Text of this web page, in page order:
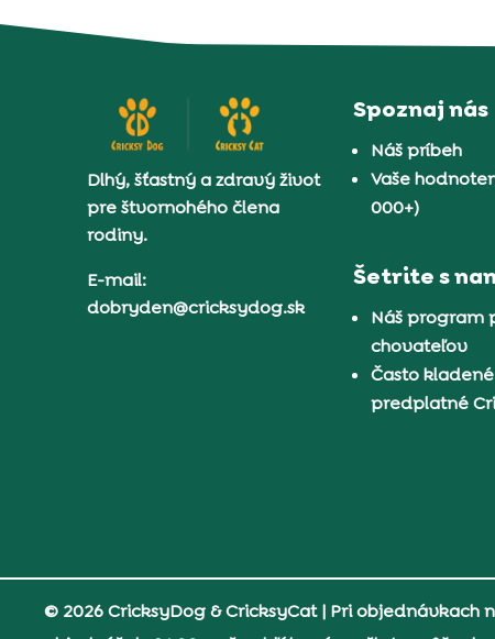
Dlhý, šťastný a zdravý život
pre štvornohého člena
rodiny.
E-mail:
dobryden@cricksydog.sk
Spoznaj nás
Náš príbeh
Vaše
000+)
Šetrite s
Náš program
chovateľov
Často
predplatné
© 2026 CricksyDog & CricksyCat| Pri objednávkach